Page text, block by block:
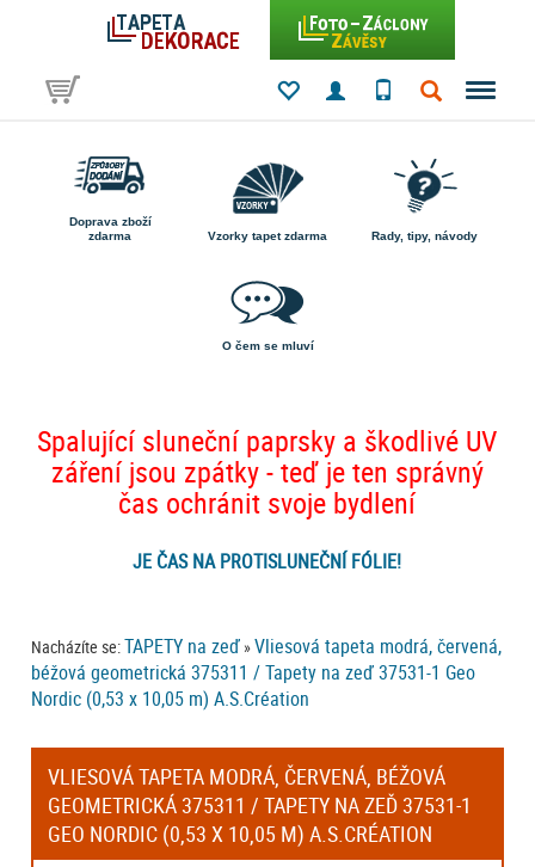
Doprava zboží
zdarma
Vzorky tapet zdarma Rady, tipy, návody
O čem se mluví
Spalující sluneční paprsky a škodlivé UV
záření jsou zpátky - teď je ten správný
čas ochránit svoje bydlení
JE ČAS NA PROTISLUNEČNÍ FÓLIE!
Nacházíte se:TAPETY na zeď »Vliesová tapeta modrá, červená,
béžová geometrická 375311 / Tapety na zeď 37531-1 Geo
Nordic (0,53 x 10,05 m) A.S.Création
VLIESOVÁ TAPETA MODRÁ, ČERVENÁ, BÉŽOVÁ
GEOMETRICKÁ 375311 / TAPETY NA ZEĎ 37531-1
GEO NORDIC (0,53 X 10,05 M) A.S.CRÉATION